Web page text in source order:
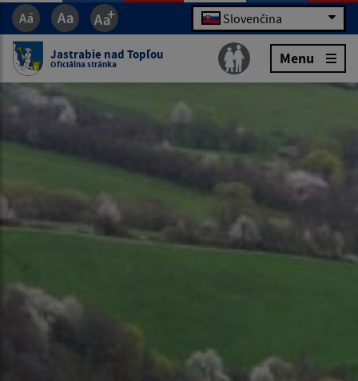
Slovenčina
Jastrabie nad Topľou
Oficiálna stránka Menu